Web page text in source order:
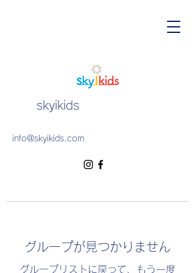
skyikids
info@skyikids.com
グループが見つかりません
グループリストに戻って、もう一度